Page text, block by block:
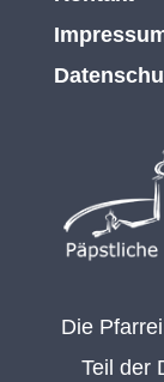
Die
Teil der